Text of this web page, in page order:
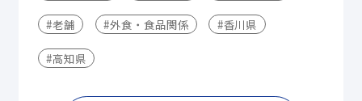
#老舗 #外食・食品関係 #香川県
#高知県